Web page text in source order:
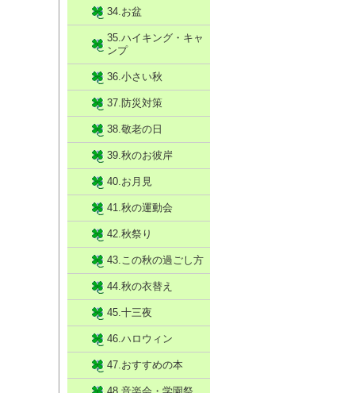
34.お盆
35.ハイキング・キャ
ンプ
36.小さい秋
37.防災対策
38.敬老の日
39.秋のお彼岸
40.お月見
41.秋の運動会
42.秋祭り
43.この秋の過ごし方
44.秋の衣替え
45.十三夜
46.ハロウィン
47.おすすめの本
48.音楽会・学園祭